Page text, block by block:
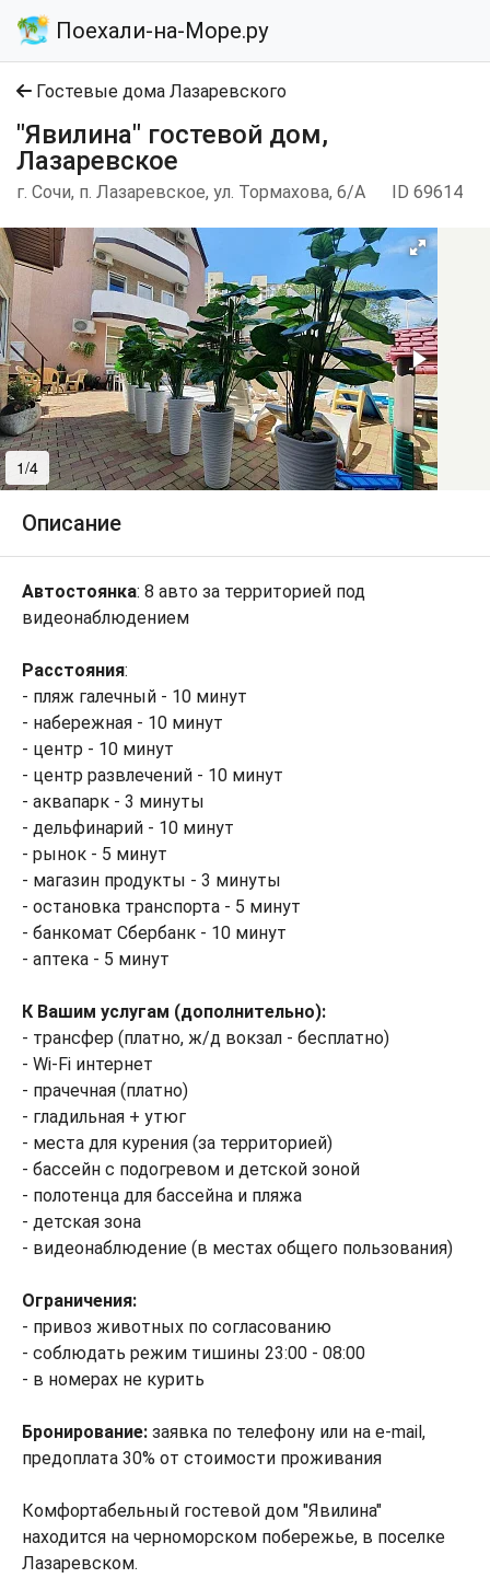
Поехали-на-Море.ру
Гостевые дома Лазаревского
"Явилина" гостевой дом,
Лазаревское
г. Сочи, п. Лазаревское, ул. Тормахова, 6/А ID 69614
1/4
Описание
Автостоянка: 8 авто за территорией под
видеонаблюдением
Расстояния:
- пляж галечный - 10 минут
- набережная - 10 минут
- центр - 10 минут
- центр развлечений - 10 минут
- аквапарк - 3 минуты
- дельфинарий - 10 минут
- рынок - 5 минут
- магазин продукты - 3 минуты
- остановка транспорта - 5 минут
- банкомат Сбербанк - 10 минут
- аптека - 5 минут
К Вашим услугам (дополнительно):
- трансфер (платно, ж/д вокзал - бесплатно)
- Wi-Fi интернет
- прачечная (платно)
- гладильная + утюг
- места для курения (за территорией)
- бассейн с подогревом и детской зоной
- полотенца для бассейна и пляжа
- детская зона
- видеонаблюдение (в местах общего пользования)
Ограничения:
- привоз животных по согласованию
- соблюдать режим тишины 23:00 - 08:00
- в номерах не курить
Бронирование: заявка по телефону или на e-mail,
предоплата 30% от стоимости проживания
Комфортабельный гостевой дом "Явилина"
находится на черноморском побережье, в поселке
Лазаревском.